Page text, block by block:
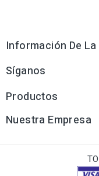
Información De
Síganos
Productos
Nuestra Empresa